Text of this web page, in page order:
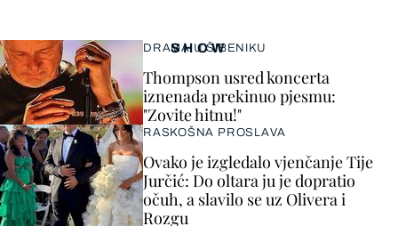
SHOW
DRAMA U ŠIBENIKU
Thompson usred koncerta
iznenada prekinuo pjesmu:
"Zovite hitnu!"
RASKOŠNA PROSLAVA
Ovako je izgledalo vjenčanje Tije
Jurčić: Do oltara ju je dopratio
očuh, a slavilo se uz Olivera i
Rozgu